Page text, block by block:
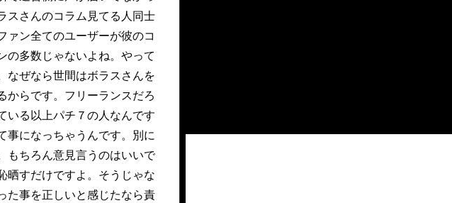
スさんのコラム見てる人同士
ァン全てのユーザーが彼のコ
の多数じゃないよね。やって
なぜなら世間はボラスさんを
からです。フリーランスだろ
いる以上パチ７の人なんです
事になっちゃうんです。別に
もちろん意見言うのはいいで
晒すだけですよ。そうじゃな
た事を正しいと感じたなら責